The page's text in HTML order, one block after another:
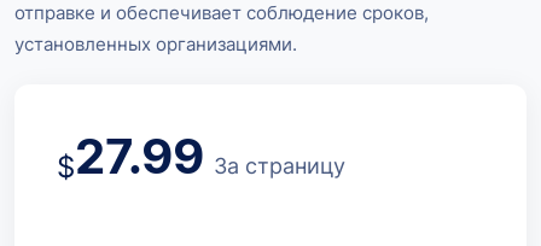
отправке и обеспечивает соблюдение сроков,
установленных организациями.
$27.99 За страницу